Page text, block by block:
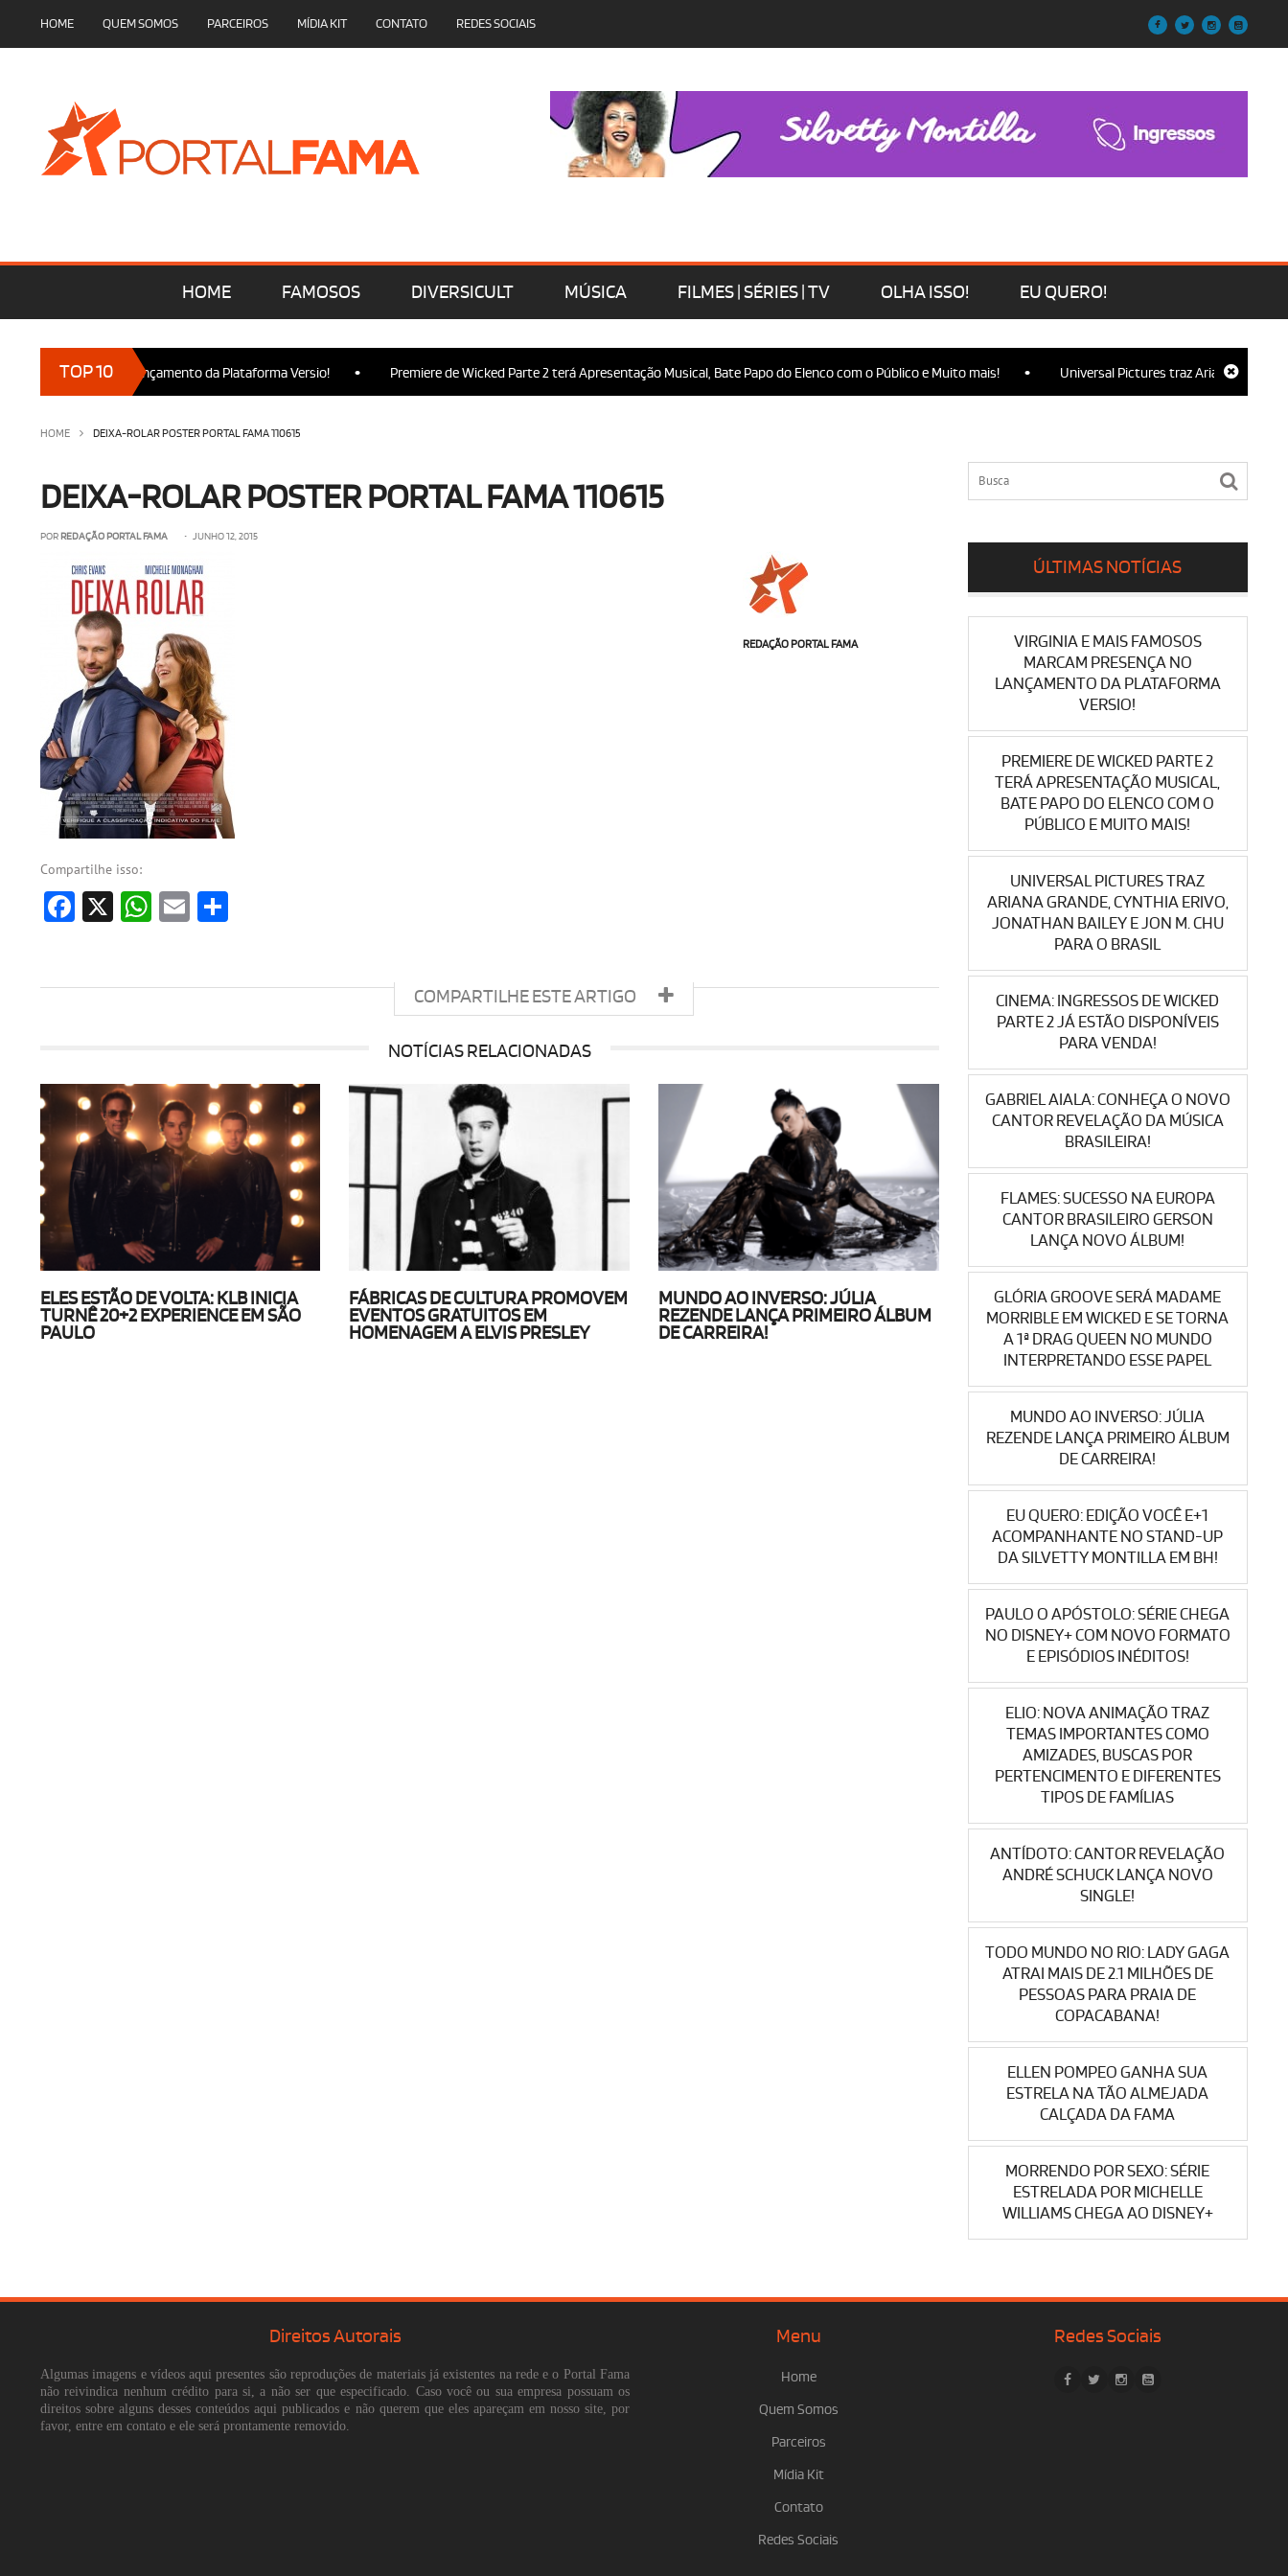
HOME QUEM SOMOS PARCEIROS MÍDIA KIT CONTATO REDES SOCIAIS
HOME FAMOSOS DIVERSICULT MÚSICA FILMES | SÉRIES | TV OLHA ISSO! EU QUERO!
TOP 10
presença no Lançamento da Plataforma Versio! • Premiere de Wicked Parte 2 terá Apresentação Musical, Bate Papo do Elenco com o Público e Muito mais! • Universal Pictures traz Ariana Grande,
HOME DEIXA-ROLAR POSTER PORTAL FAMA 110615
DEIXA-ROLAR POSTER PORTAL FAMA 110615
POR REDAÇÃO PORTAL FAMA • JUNHO 12, 2015
REDAÇÃO PORTAL FAMA
Compartilhe isso:
Facebook
X WhatsApp
Email
COMPARTILHE ESTE ARTIGO
NOTÍCIAS RELACIONADAS
ELES ESTÃO DE VOLTA: KLB INICIA
TURNÊ 20+2 EXPERIENCE EM SÃO
PAULO
FÁBRICAS DE CULTURA PROMOVEM
EVENTOS GRATUITOS EM
HOMENAGEM A ELVIS PRESLEY
MUNDO AO INVERSO: JÚLIA
REZENDE LANÇA PRIMEIRO ÁLBUM
DE CARREIRA!
ÚLTIMAS NOTÍCIAS
VIRGINIA E MAIS FAMOSOS
MARCAM PRESENÇA NO
LANÇAMENTO DA PLATAFORMA
VERSIO!
PREMIERE DE WICKED PARTE 2
TERÁ APRESENTAÇÃO MUSICAL,
BATE PAPO DO ELENCO COM O
PÚBLICO E MUITO MAIS!
UNIVERSAL PICTURES TRAZ
ARIANA GRANDE, CYNTHIA ERIVO,
JONATHAN BAILEY E JON M. CHU
PARA O BRASIL
CINEMA: INGRESSOS DE WICKED
PARTE 2 JÁ ESTÃO DISPONÍVEIS
PARA VENDA!
GABRIEL AIALA: CONHEÇA O NOVO
CANTOR REVELAÇÃO DA MÚSICA
BRASILEIRA!
FLAMES: SUCESSO NA EUROPA
CANTOR BRASILEIRO GERSON
LANÇA NOVO ÁLBUM!
GLÓRIA GROOVE SERÁ MADAME
MORRIBLE EM WICKED E SE TORNA
A 1ª DRAG QUEEN NO MUNDO
INTERPRETANDO ESSE PAPEL
MUNDO AO INVERSO: JÚLIA
REZENDE LANÇA PRIMEIRO ÁLBUM
DE CARREIRA!
EU QUERO: EDIÇÃO VOCÊ E+1
ACOMPANHANTE NO STAND-UP
DA SILVETTY MONTILLA EM BH!
PAULO O APÓSTOLO: SÉRIE CHEGA
NO DISNEY+ COM NOVO FORMATO
E EPISÓDIOS INÉDITOS!
ELIO: NOVA ANIMAÇÃO TRAZ
TEMAS IMPORTANTES COMO
AMIZADES, BUSCAS POR
PERTENCIMENTO E DIFERENTES
TIPOS DE FAMÍLIAS
ANTÍDOTO: CANTOR REVELAÇÃO
ANDRÉ SCHUCK LANÇA NOVO
SINGLE!
TODO MUNDO NO RIO: LADY GAGA
ATRAI MAIS DE 2.1 MILHÕES DE
PESSOAS PARA PRAIA DE
COPACABANA!
ELLEN POMPEO GANHA SUA
ESTRELA NA TÃO ALMEJADA
CALÇADA DA FAMA
MORRENDO POR SEXO: SÉRIE
ESTRELADA POR MICHELLE
WILLIAMS CHEGA AO DISNEY+
Direitos Autorais
Algumas imagens e vídeos aqui presentes são reproduções de materiais já existentes na rede e o Portal Fama
não reivindica nenhum crédito para si, a não ser que especificado. Caso você ou sua empresa possuam os
direitos sobre alguns desses conteúdos aqui publicados e não querem que eles apareçam em nosso site, por
favor, entre em contato e ele será prontamente removido.
Menu
Home
Quem Somos
Parceiros
Mídia Kit
Contato
Redes Sociais
Redes Sociais